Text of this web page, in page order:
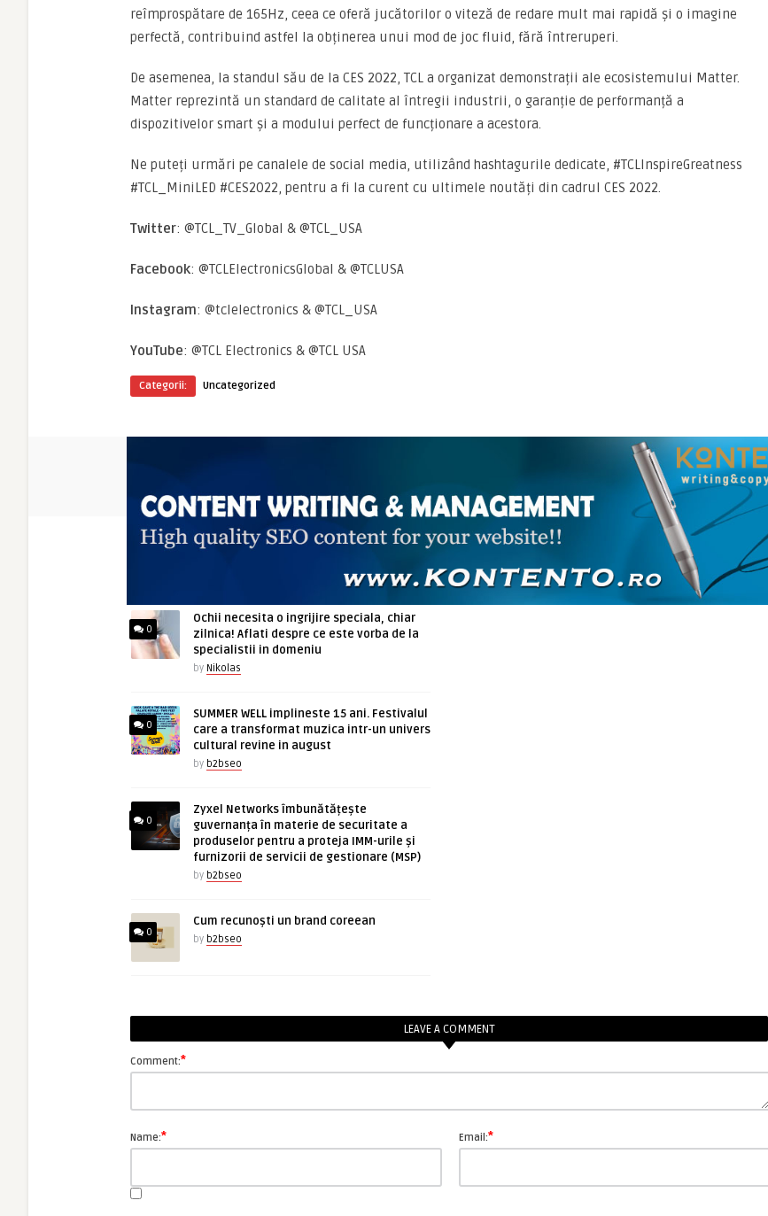
reîmprospătare de 165Hz, ceea ce oferă jucătorilor o viteză de redare mult mai rapidă și o imagine
perfectă, contribuind astfel la obținerea unui mod de joc fluid, fără întreruperi.
De asemenea, la standul său de la CES 2022, TCL a organizat demonstrații ale ecosistemului Matter.
Matter reprezintă un standard de calitate al întregii industrii, o garanție de performanță a
dispozitivelor smart și a modului perfect de funcționare a acestora.
Ne puteți urmări pe canalele de social media, utilizând hashtagurile dedicate, #TCLInspireGreatness
#TCL_MiniLED #CES2022, pentru a fi la curent cu ultimele noutăți din cadrul CES 2022.
Twitter: @TCL_TV_Global & @TCL_USA
Facebook: @TCLElectronicsGlobal & @TCLUSA
Instagram: @tclelectronics & @TCL_USA
YouTube: @TCL Electronics & @TCL USA
Categorii: Uncategorized
0
Ochii necesita o ingrijire speciala, chiar
zilnica! Aflati despre ce este vorba de la
specialistii in domeniu
by Nikolas
0
SUMMER WELL implineste 15 ani. Festivalul
care a transformat muzica intr-un univers
cultural revine in august
by b2bseo
0
Zyxel Networks îmbunătățește
guvernanța în materie de securitate a
produselor pentru a proteja IMM-urile și
furnizorii de servicii de gestionare (MSP)
by b2bseo
0
Cum recunoști un brand coreean
by b2bseo
ARTICOLE ASEMANATOARE
LEAVE A COMMENT
Comment:*
Name:* Email:*